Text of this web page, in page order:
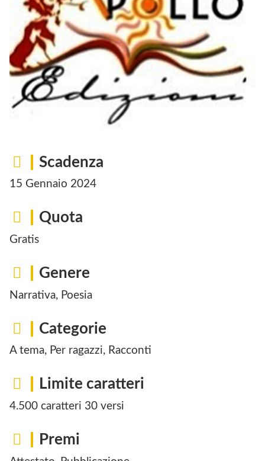
Scadenza
15 Gennaio 2024
Quota
Gratis
Genere
Narrativa, Poesia
Categorie
A tema, Per ragazzi, Racconti
Limite caratteri
4.500 caratteri 30 versi
Premi